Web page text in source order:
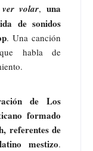
volar, una
de sonidos
. Una canción
habla de
de Los
formado
referentes de
mestizo.